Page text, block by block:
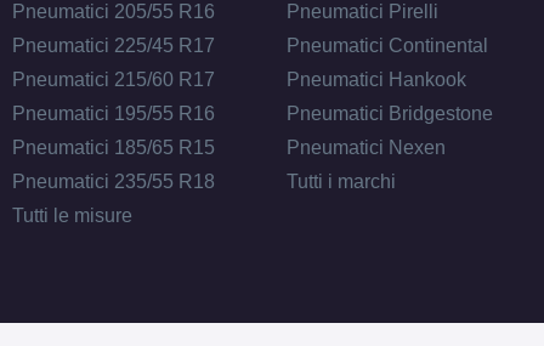
Pneumatici 205/55 R16
Pneumatici 225/45 R17
Pneumatici 215/60 R17
Pneumatici 195/55 R16
Pneumatici 185/65 R15
Pneumatici 235/55 R18
Tutti le misure
Pneumatici Pirelli
Pneumatici Continental
Pneumatici Hankook
Pneumatici Bridgestone
Pneumatici Nexen
Tutti i marchi